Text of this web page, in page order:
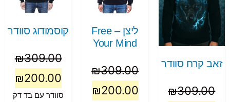
זאב קרח סוודר
₪309.00
ליצן – Free
Your Mind
₪309.00
₪200.00
קוסמודוג סוודר
₪309.00
₪200.00
סוודר עם בד דק